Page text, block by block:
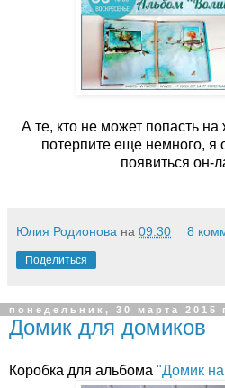
А те, кто не может попасть
потерпите еще немного, я
появиться он-
Юлия Родионова на 09:30 8
Поделиться
понедельник, 30 марта 2015
Домик для домиков
Коробка для альбома "Домик